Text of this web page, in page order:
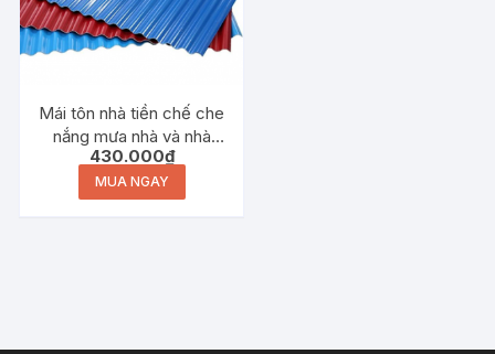
Mái tôn nhà tiền chế che
nắng mưa nhà và nhà
xưởng
430.000₫
MUA NGAY